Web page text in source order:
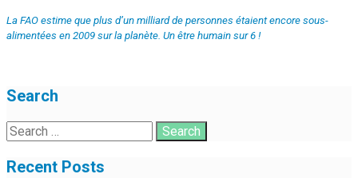
La FAO estime que plus d’un milliard de personnes étaient encore sous-
alimentées en 2009 sur la planète. Un être humain sur 6 !
Search
Recent Posts